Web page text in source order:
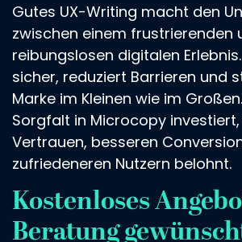
Gutes UX-Writing macht den
zwischen einem frustrierenden
reibungslosen digitalen
sicher, reduziert Barrieren und
Marke im Kleinen wie im
Sorgfalt in Microcopy
Vertrauen, besseren
zufriedeneren Nutzern belohnt.
Kostenloses
Beratung